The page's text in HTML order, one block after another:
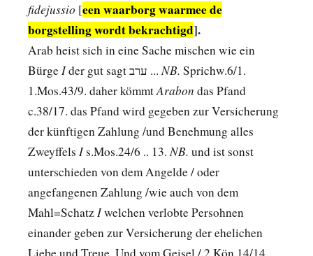
fidejussio [een waarborg waarmee de
borgstelling wordt bekrachtigd].
Arab heist sich in eine Sache mischen wie ein
BürgeI der gut sagt ערב ...NB. Sprichw.6/1.
1.Mos.43/9. daher kömmtArabon das Pfand
c.38/17. das Pfand wird gegeben zur Versicherung
der künftigen Zahlung /und Benehmung alles
Zweyffels Is.Mos.24/6 .. 13.NB. und ist sonst
unterschieden von dem Angelde / oder
angefangenen Zahlung /wie auch von dem
Mahl=SchatzIwelchen verlobte Persohnen
einander geben zur Versicherung der ehelichen